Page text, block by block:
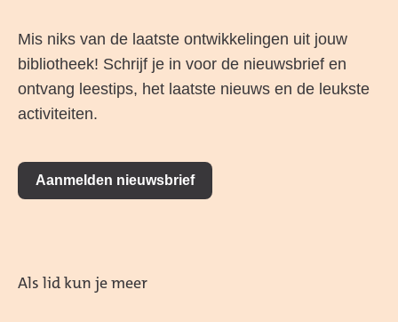
Mis niks van de laatste ontwikkelingen uit jouw
bibliotheek! Schrijf je in voor de nieuwsbrief en
ontvang leestips, het laatste nieuws en de leukste
activiteiten.
Aanmelden nieuwsbrief
Als lid kun je meer